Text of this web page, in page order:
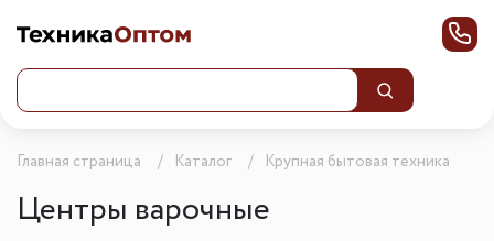
Главная страница Каталог Крупная бытовая техника
Центры варочные